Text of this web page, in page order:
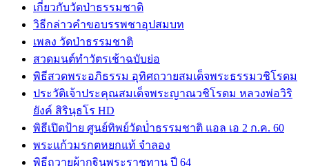
เกี่ยวกับวัดป่าธรรมชาติ
วิธีกล่าวคำขอบรรพชาอุปสมบท
เพลง วัดป่าธรรมชาติ
สวดมนต์ทำวัตรเช้าฉบับย่อ
พิธีสวดพระอภิธรรม อุทิศถวายสมเด็จพระธรรมวชิโรดม
ประวัติเจ้าประคุณสมเด็จพระญาณวชิโรดม หลวงพ่อวิริ
ยังค์ สิรินฺธโร HD
พิธีเปิดป้าย ศูนย์ทิพย์วัดป่่าธรรมชาติ แอล เอ 2 ก.ค. 60
พระแก้วมรกตหยกแท้ จำลอง
พิธีถวายผ้ากฐินพระราชทาน ปี 64